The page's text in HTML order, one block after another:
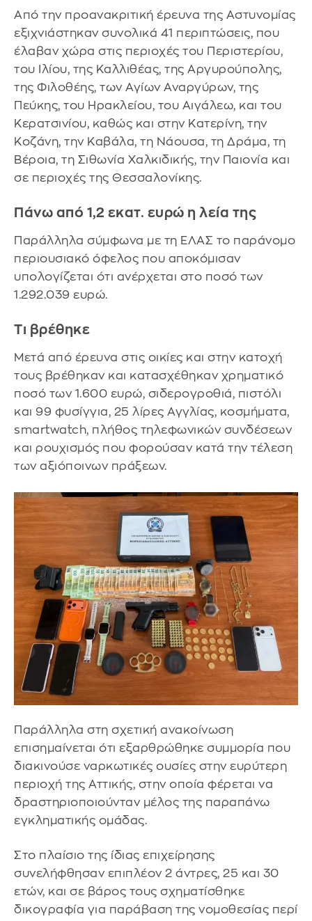
Από την προανακριτική έρευνα της Αστυνομίας
εξιχνιάστηκαν συνολικά 41 περιπτώσεις, που
έλαβαν χώρα στις περιοχές του Περιστερίου,
του Ιλίου, της Καλλιθέας, της Αργυρούπολης,
της Φιλοθέης, των Αγίων Αναργύρων, της
Πεύκης, του Ηρακλείου, του Αιγάλεω, και του
Κερατσινίου, καθώς και στην Κατερίνη, την
Κοζάνη, την Καβάλα, τη Νάουσα, τη Δράμα, τη
Βέροια, τη Σιθωνία Χαλκιδικής, την Παιονία και
σε περιοχές της Θεσσαλονίκης.
Πάνω από 1,2 εκατ. ευρώ η λεία της
Παράλληλα σύμφωνα με τη ΕΛΑΣ το παράνομο
περιουσιακό όφελος που αποκόμισαν
υπολογίζεται ότι ανέρχεται στο ποσό των
1.292.039 ευρώ.
Τι βρέθηκε
Μετά από έρευνα στις οικίες και στην κατοχή
τους βρέθηκαν και κατασχέθηκαν χρηματικό
ποσό των 1.600 ευρώ, σιδερογροθιά, πιστόλι
και 99 φυσίγγια, 25 λίρες Αγγλίας, κοσμήματα,
smartwatch, πλήθος τηλεφωνικών συνδέσεων
και ρουχισμός που φορούσαν κατά την τέλεση
των αξιόποινων πράξεων.
Παράλληλα στη σχετική ανακοίνωση
επισημαίνεται ότι εξαρθρώθηκε συμμορία που
διακινούσε ναρκωτικές ουσίες στην ευρύτερη
περιοχή της Αττικής, στην οποία φέρεται να
δραστηριοποιούνταν μέλος της παραπάνω
εγκληματικής ομάδας.
Στο πλαίσιο της ίδιας επιχείρησης
συνελήφθησαν επιπλέον 2 άντρες, 25 και 30
ετών, και σε βάρος τους σχηματίσθηκε
δικογραφία για παράβαση της νομοθεσίας περί